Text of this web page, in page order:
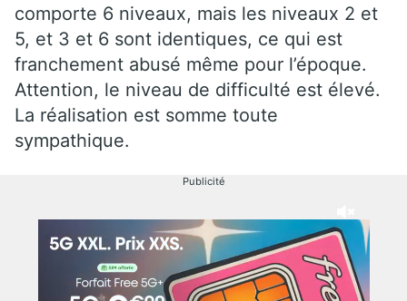
comporte 6 niveaux, mais les niveaux 2 et
5, et 3 et 6 sont identiques, ce qui est
franchement abusé même pour l’époque.
Attention, le niveau de difficulté est élevé.
La réalisation est somme toute
sympathique.
Publicité